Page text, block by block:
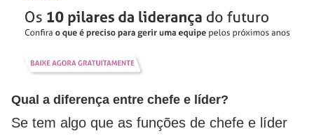
Qual a diferença entre chefe e líder?
Se tem algo que as funções de chefe e líder